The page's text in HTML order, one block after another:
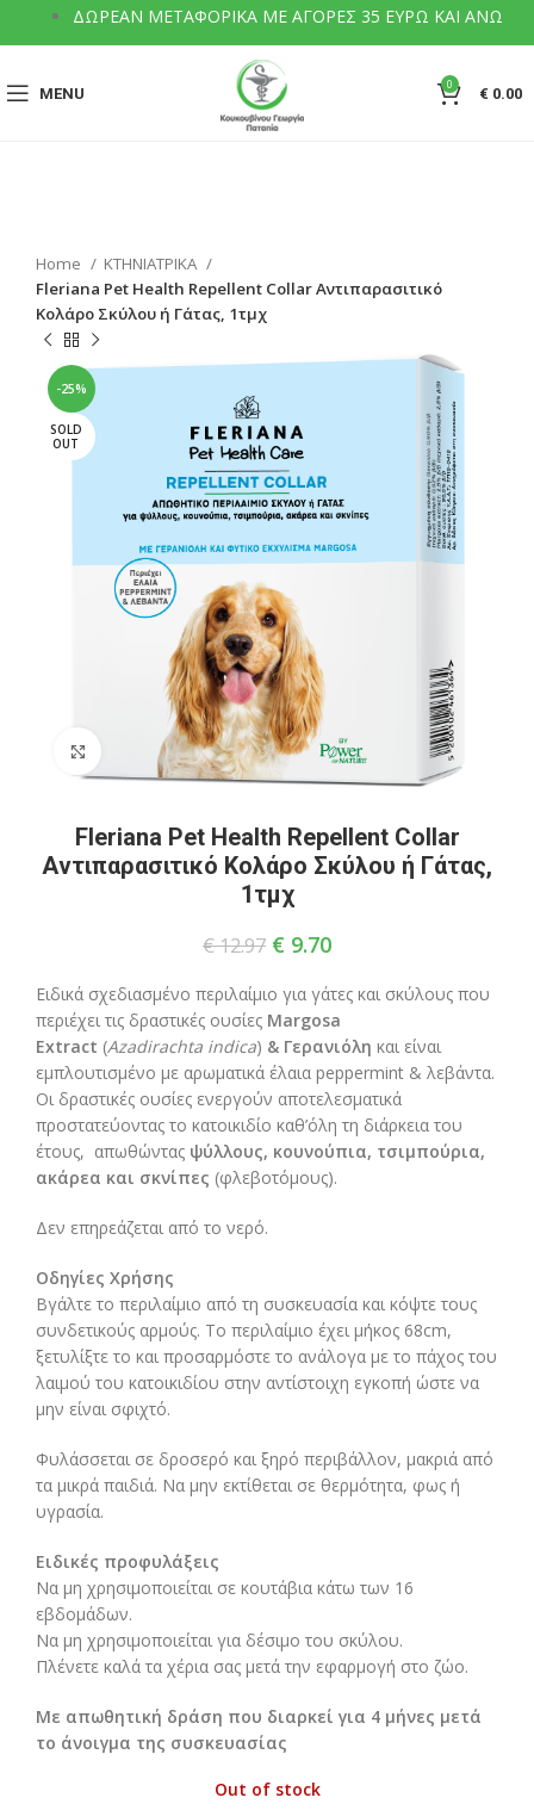
ΔΩΡΕΑΝ ΜΕΤΑΦΟΡΙΚΑ ΜΕ ΑΓΟΡΕΣ 35 ΕΥΡΩ ΚΑΙ ΑΝΩ
MENU 0 € 0.00
Home
ΚΤΗΝΙΑΤΡΙΚΑ
Fleriana Pet Health Repellent Collar Αντιπαρασιτικό
Κολάρο Σκύλου ή Γάτας, 1τμχ
-25%
SOLD
OUT
Click to enlarge
Fleriana Pet Health Repellent Collar
Αντιπαρασιτικό Κολάρο Σκύλου ή Γάτας,
1τμχ
€12.97 € 9.70
Ειδικά σχεδιασμένο περιλαίμιο για γάτες και σκύλους που
περιέχει τις δραστικές ουσίες Μargosa
Εxtract (Azadirachta indica) & Γερανιόλη και είναι
εμπλουτισμένο με αρωματικά έλαια peppermint & λεβάντα.
Οι δραστικές ουσίες ενεργούν αποτελεσματικά
προστατεύοντας το κατοικιδίο καθ’όλη τη διάρκεια του
έτους, απωθώντας ψύλλους, κουνούπια, τσιμπούρια,
ακάρεα και σκνίπες (φλεβοτόμους).
Δεν επηρεάζεται από το νερό.
Οδηγίες Χρήσης
Βγάλτε το περιλαίμιο από τη συσκευασία και κόψτε τους
συνδετικούς αρμούς. Το περιλαίμιο έχει μήκος 68cm,
ξετυλίξτε το και προσαρμόστε το ανάλογα με το πάχος του
λαιμού του κατοικιδίου στην αντίστοιχη εγκοπή ώστε να
μην είναι σφιχτό.
Φυλάσσεται σε δροσερό και ξηρό περιβάλλον, μακριά από
τα μικρά παιδιά. Να μην εκτίθεται σε θερμότητα, φως ή
υγρασία.
Ειδικές προφυλάξεις
Να μη χρησιμοποιείται σε κουτάβια κάτω των 16
εβδομάδων.
Να μη χρησιμοποιείται για δέσιμο του σκύλου.
Πλένετε καλά τα χέρια σας μετά την εφαρμογή στο ζώο.
Με απωθητική δράση που διαρκεί για 4 μήνες μετά
το άνοιγμα της συσκευασίας
Out of stock